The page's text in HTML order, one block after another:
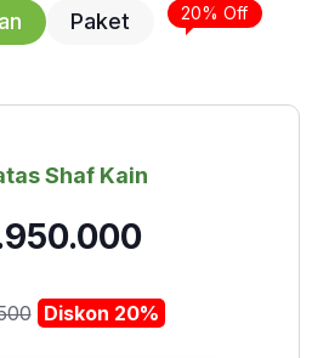
Paket 20% Off
Shaf Kain
Diskon 20%